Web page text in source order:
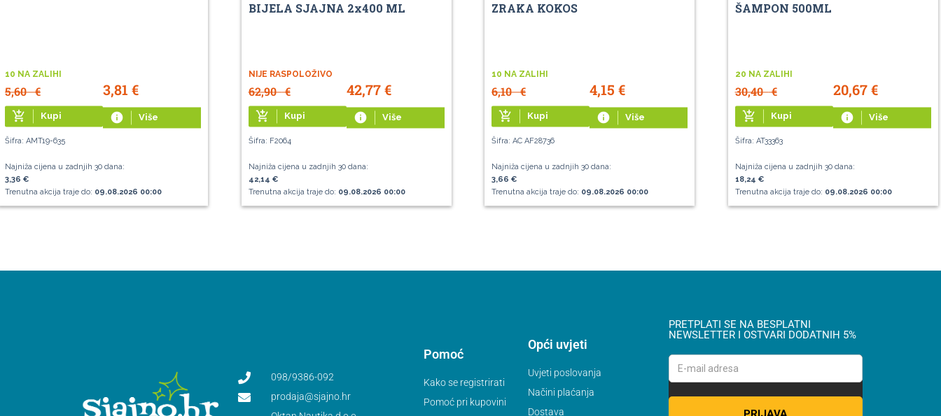
10 NA ZALIHI
5,60€ 3,81€
add_shopping_cart Kupi info Više
Šifra: AMT19-635
Najniža cijena u zadnjih 30 dana:
3,36 €
Trenutna akcija traje do: 09.08.2026 00:00
BIJELA SJAJNA 2x400 ML
NIJE RASPOLOŽIVO
62,90€ 42,77€
add_shopping_cart Kupi info Više
Šifra: F2064
Najniža cijena u zadnjih 30 dana:
42,14 €
Trenutna akcija traje do: 09.08.2026 00:00
ZRAKA KOKOS
10 NA ZALIHI
6,10€ 4,15 €
add_shopping_cart Kupi info Više
Šifra: AC AF28736
Najniža cijena u zadnjih 30 dana:
3,66 €
Trenutna akcija traje do: 09.08.2026 00:00
ŠAMPON 500ML
20 NA ZALIHI
30,40€ 20,67€
add_shopping_cart Kupi info Više
Šifra: AT33363
Najniža cijena u zadnjih 30 dana:
18,24 €
Trenutna akcija traje do: 09.08.2026 00:00
098/9386-092
prodaja@sjajno.hr
Pomoć
Kako se registrirati
Pomoć pri kupovini
Opći uvjeti
Uvjeti poslovanja
Načini plaćanja
Dostava
PRETPLATI SE NA BESPLATNI
NEWSLETTER I OSTVARI DODATNIH 5%